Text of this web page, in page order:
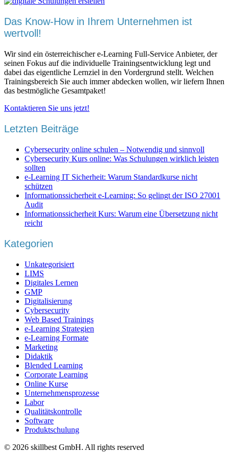
Das Know-How in Ihrem Unternehmen ist
wertvoll!
Wir sind ein österreichischer e-Learning Full-Service Anbieter, der
seinen Fokus auf die individuelle Trainingsentwicklung legt und
dabei das eigentliche Lernziel in den Vordergrund stellt. Welchen
Trainingsbereich Sie auch immer abdecken wollen, wir liefern Ihnen
das bestmögliche Gesamtpaket!
Kontaktieren Sie uns jetzt!
Letzten Beiträge
Cybersecurity online schulen – Notwendig und sinnvoll
Cybersecurity Kurs online: Was Schulungen wirklich leisten
sollten
e-Learning IT Sicherheit: Warum Standardkurse nicht
schützen
Informationssicherheit e-Learning: So gelingt der ISO 27001
Audit
Informationssicherheit Kurs: Warum eine Übersetzung nicht
reicht
Kategorien
Unkategorisiert
LIMS
Digitales Lernen
GMP
Digitalisierung
Cybersecurity
Web Based Trainings
e-Learning Strategien
e-Learning Formate
Marketing
Didaktik
Blended Learning
Corporate Learning
Online Kurse
Unternehmensprozesse
Labor
Qualitätskontrolle
Software
Produktschulung
© 2026 skillbest GmbH. All rights reserved